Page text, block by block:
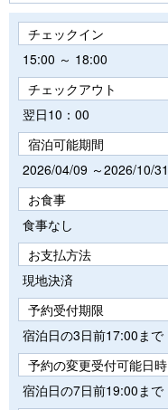
チェックイン
15:00 ～ 18:00
チェックアウト
翌日10：00
宿泊可能期間
2026/04/09 ～2026/10/31
お食事
食事なし
お支払方法
現地決済
予約受付期限
宿泊日の3日前17:00まで
予約の変更受付可能日時
宿泊日の7日前19:00まで